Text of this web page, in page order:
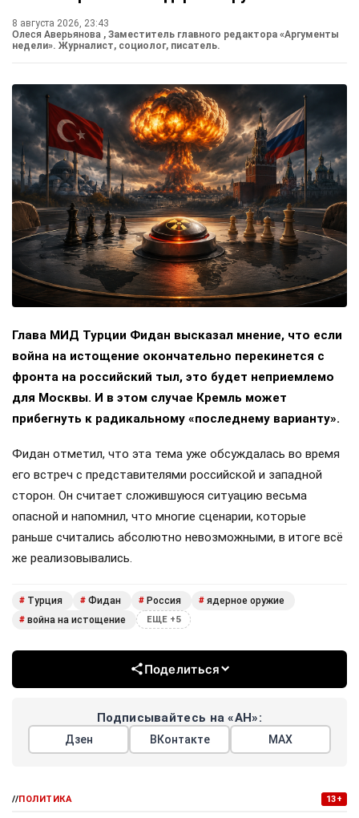
8 августа 2026, 23:43
Олеся Аверьянова , Заместитель главного редактора «Аргументы
недели». Журналист, социолог, писатель.
Глава МИД Турции Фидан высказал мнение, что если
война на истощение окончательно перекинется с
фронта на российский тыл, это будет неприемлемо
для Москвы. И в этом случае Кремль может
прибегнуть к радикальному «последнему варианту».
Фидан отметил, что эта тема уже обсуждалась во время
его встреч с представителями российской и западной
сторон. Он считает сложившуюся ситуацию весьма
опасной и напомнил, что многие сценарии, которые
раньше считались абсолютно невозможными, в итоге всё
же реализовывались.
# Турция # Фидан # Россия # ядерное оружие
# война на истощение ЕЩЕ +5
Поделиться
Подписывайтесь на «АН»:
Дзен ВКонтакте МАХ
//ПОЛИТИКА 13+